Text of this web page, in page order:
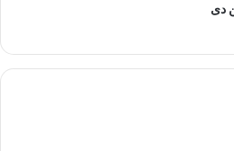
دی